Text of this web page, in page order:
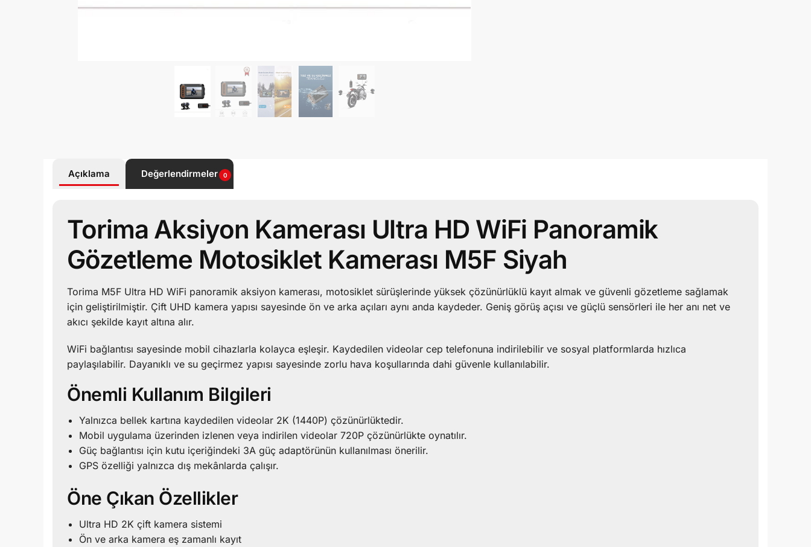
Açıklama Değerlendirmeler 0
Torima Aksiyon Kamerası Ultra HD WiFi Panoramik
Gözetleme Motosiklet Kamerası M5F Siyah
Torima M5F Ultra HD WiFi panoramik aksiyon kamerası, motosiklet sürüşlerinde yüksek çözünürlüklü kayıt almak ve güvenli gözetleme sağlamak
için geliştirilmiştir. Çift UHD kamera yapısı sayesinde ön ve arka açıları aynı anda kaydeder. Geniş görüş açısı ve güçlü sensörleri ile her anı net ve
akıcı şekilde kayıt altına alır.
WiFi bağlantısı sayesinde mobil cihazlarla kolayca eşleşir. Kaydedilen videolar cep telefonuna indirilebilir ve sosyal platformlarda hızlıca
paylaşılabilir. Dayanıklı ve su geçirmez yapısı sayesinde zorlu hava koşullarında dahi güvenle kullanılabilir.
Önemli Kullanım Bilgileri
Yalnızca bellek kartına kaydedilen videolar 2K (1440P) çözünürlüktedir.
Mobil uygulama üzerinden izlenen veya indirilen videolar 720P çözünürlükte oynatılır.
Güç bağlantısı için kutu içeriğindeki 3A güç adaptörünün kullanılması önerilir.
GPS özelliği yalnızca dış mekânlarda çalışır.
Öne Çıkan Özellikler
Ultra HD 2K çift kamera sistemi
Ön ve arka kamera eş zamanlı kayıt